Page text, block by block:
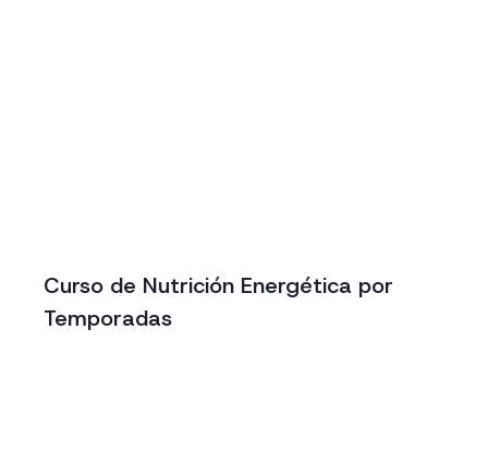
Curso de Nutrición Energética por
Temporadas